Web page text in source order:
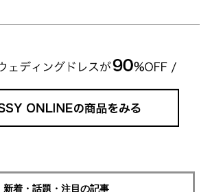
新着・話題・注目の記事